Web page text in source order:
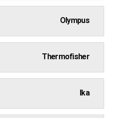
Olympus
Thermofisher
Ika